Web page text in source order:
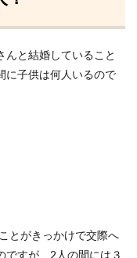
んと結婚していること
に子供は何人いるので
とがきっかけで交際へ
ですが、2人の間には３